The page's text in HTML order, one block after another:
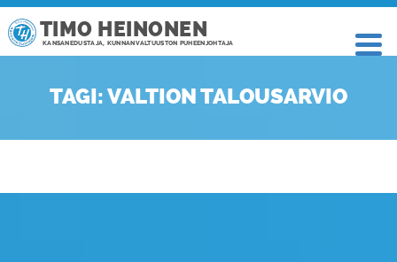
TIMO HEINONEN
KANSANEDUSTAJA, KUNNANVALTUUSTON PUHEENJOHTAJA
TAGI: VALTION TALOUSARVIO